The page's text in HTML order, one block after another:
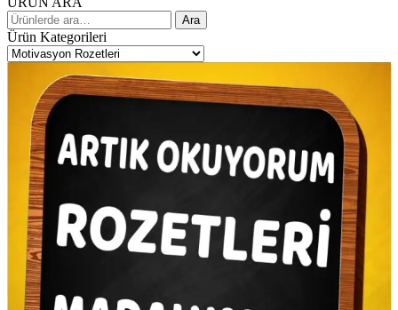
Ara:
Ara
Ürün Kategorileri